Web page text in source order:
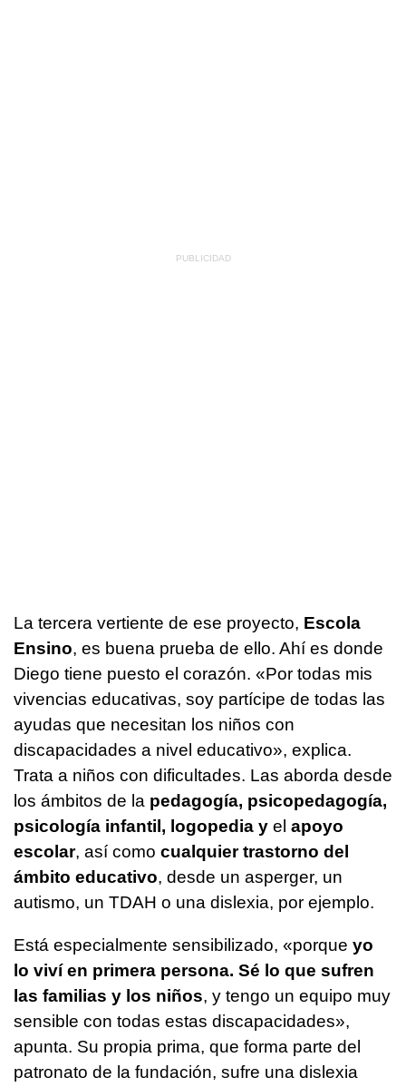
La tercera vertiente de ese proyecto, Escola
Ensino, es buena prueba de ello. Ahí es donde
Diego tiene puesto el corazón. «Por todas mis
vivencias educativas, soy partícipe de todas las
ayudas que necesitan los niños con
discapacidades a nivel educativo», explica.
Trata a niños con dificultades. Las aborda desde
los ámbitos de la pedagogía, psicopedagogía,
psicología infantil, logopedia y el apoyo
escolar, así como cualquier trastorno del
ámbito educativo, desde un asperger, un
autismo, un TDAH o una dislexia, por ejemplo.
Está especialmente sensibilizado, «porque yo
lo viví en primera persona. Sé lo que sufren
las familias y los niños, y tengo un equipo muy
sensible con todas estas discapacidades»,
apunta. Su propia prima, que forma parte del
patronato de la fundación, sufre una dislexia